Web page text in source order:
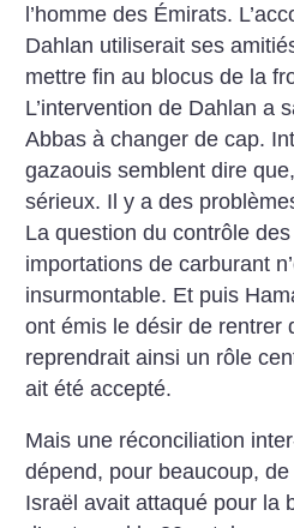
l’homme des Émirats.
Dahlan utiliserait ses
mettre fin au blocus de la
L’intervention de Dahlan a
Abbas à changer de cap.
gazaouis semblent dire
sérieux. Il y a des
La question du contrôle
importations de carburant
insurmontable. Et puis
ont émis le désir de rentrer
reprendrait ainsi un rôle
ait été accepté.
Mais une réconciliation
dépend, pour beaucoup, de
Israël avait attaqué pour la